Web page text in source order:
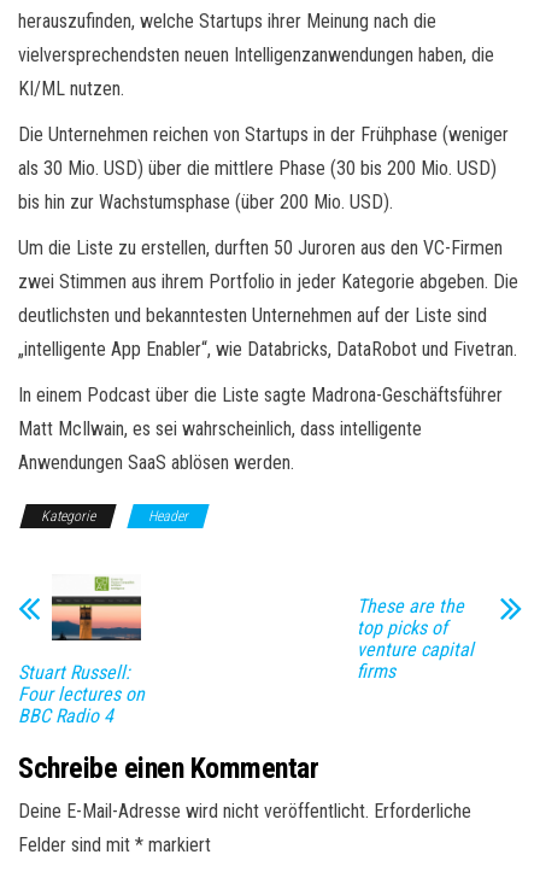
herauszufinden, welche Startups ihrer Meinung nach die
vielversprechendsten neuen Intelligenzanwendungen haben, die
KI/ML nutzen.
Die Unternehmen reichen von Startups in der Frühphase (weniger
als 30 Mio. USD) über die mittlere Phase (30 bis 200 Mio. USD)
bis hin zur Wachstumsphase (über 200 Mio. USD).
Um die Liste zu erstellen, durften 50 Juroren aus den VC-Firmen
zwei Stimmen aus ihrem Portfolio in jeder Kategorie abgeben. Die
deutlichsten und bekanntesten Unternehmen auf der Liste sind
„intelligente App Enabler“, wie Databricks, DataRobot und Fivetran.
In einem Podcast über die Liste sagte Madrona-Geschäftsführer
Matt McIlwain, es sei wahrscheinlich, dass intelligente
Anwendungen SaaS ablösen werden.
Kategorie Header
Stuart Russell:
Four lectures on
BBC Radio 4
These are the
top picks of
venture capital
firms
Schreibe einen Kommentar
Deine E-Mail-Adresse wird nicht veröffentlicht. Erforderliche
Felder sind mit * markiert